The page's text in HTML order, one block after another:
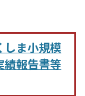
しま小規模
報告書等